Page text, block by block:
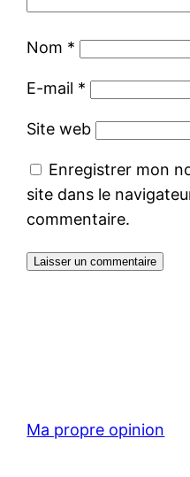
Nom *
E-mail *
Site web
Enregistrer mon
site dans le
commentaire.
Ma propre opinion